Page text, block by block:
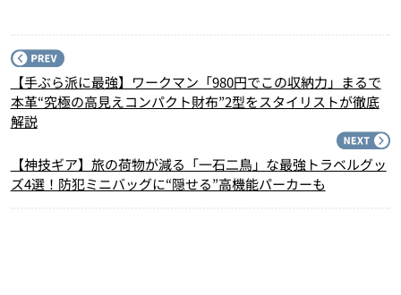
【手ぶら派に最強】ワークマン「980円でこの収納力」まるで
本革“究極の高見えコンパクト財布”2型をスタイリストが徹底
解説
【神技ギア】旅の荷物が減る「一石二鳥」な最強トラベルグッ
ズ4選！防犯ミニバッグに“隠せる”高機能パーカーも